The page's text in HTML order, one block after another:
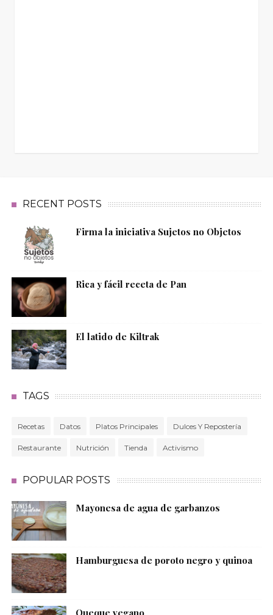
RECENT POSTS
Firma la iniciativa Sujetos no Objetos
Rica y fácil receta de Pan
El latido de Kiltrak
TAGS
Recetas Datos Platos Principales Dulces Y Repostería
Restaurante Nutrición Tienda Activismo
POPULAR POSTS
Mayonesa de agua de garbanzos
Hamburguesa de poroto negro y quinoa
Queque vegano